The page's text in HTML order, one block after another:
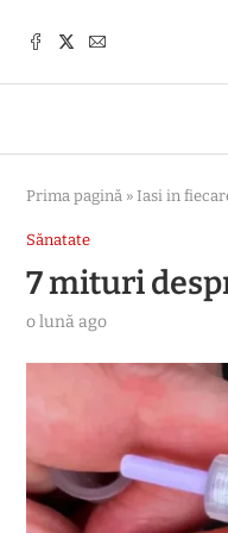
Prima pagină » Iasi in
Sănatate
7 mituri
o lună ago